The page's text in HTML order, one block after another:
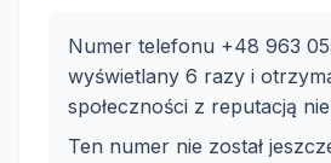
Numer telefonu +48 963
wyświetlany 6 razy i
społeczności z reputacją
Ten numer nie został